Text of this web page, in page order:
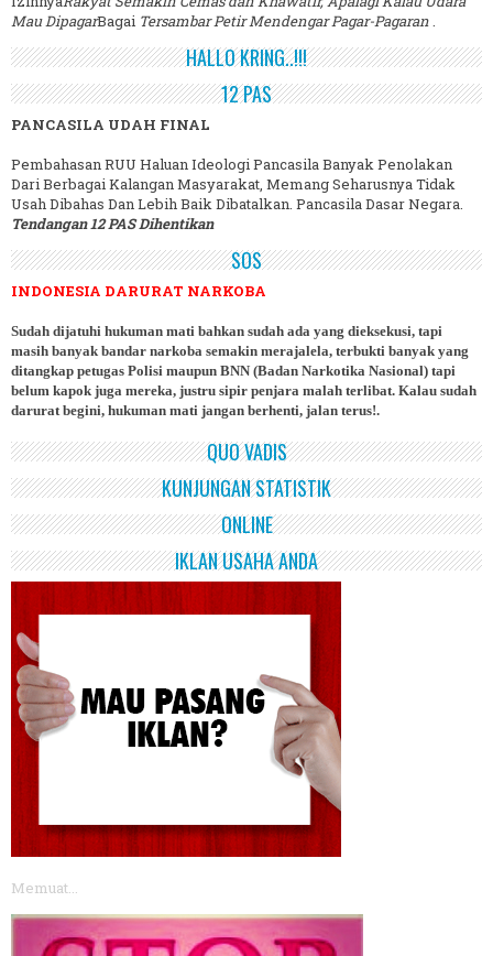
Mau DipagarBagai Tersambar Petir Mendengar Pagar-Pagaran.
HALLO KRING..!!!
12 PAS
PANCASILA UDAH FINAL
Pembahasan RUU Haluan Ideologi Pancasila Banyak Penolakan
Dari Berbagai Kalangan Masyarakat, Memang Seharusnya Tidak
Usah Dibahas Dan Lebih Baik Dibatalkan. Pancasila Dasar Negara.
Tendangan 12 PAS Dihentikan
SOS
INDONESIA DARURAT NARKOBA
Sudah dijatuhi hukuman mati bahkan sudah ada yang dieksekusi, tapi
masih banyak bandar narkoba semakin merajalela, terbukti banyak yang
ditangkap petugas Polisi maupun BNN (Badan Narkotika Nasional) tapi
belum kapok juga mereka, justru sipir penjara malah terlibat. Kalau sudah
darurat begini, hukuman mati jangan berhenti, jalan terus!.
QUO VADIS
KUNJUNGAN STATISTIK
ONLINE
IKLAN USAHA ANDA
Memuat...